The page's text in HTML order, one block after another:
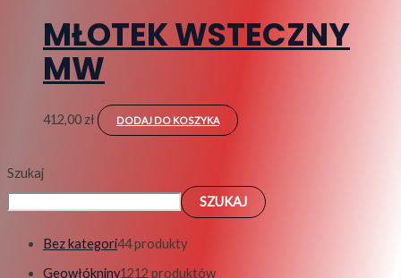
MŁOTEK WSTECZNY
MW
412,00 zł DODAJ DO KOSZYKA
Szukaj
SZUKAJ
Bez kategori44 produkty
Geowłókniny1212 produktów